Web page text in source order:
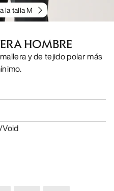
la talla M
HOMBRE
y de tejido polar más